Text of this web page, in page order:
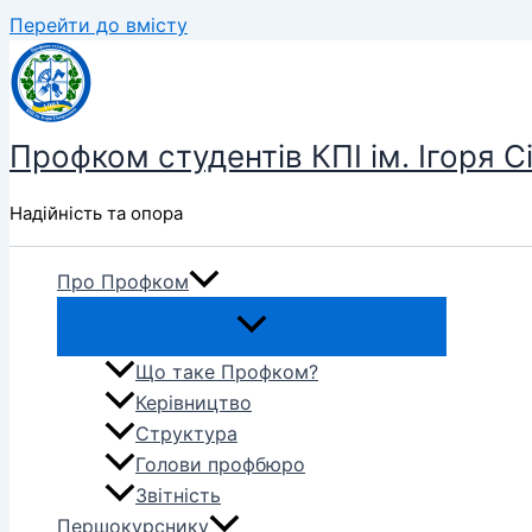
Перейти до вмісту
Профком студентів КПІ ім. Ігоря
Надійність та опора
Про Профком
Що таке Профком?
Керівництво
Структура
Голови профбюро
Звітність
Першокурснику